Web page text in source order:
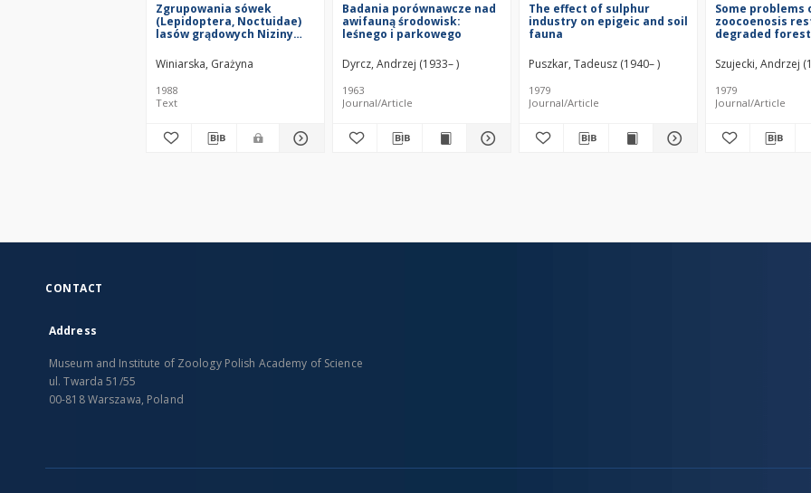
Zgrupowania sówek
(Lepidoptera, Noctuidae)
lasów grądowych Niziny
Winiarska, Grażyna
1988
Text
Badania porównawcze nad
awifauną środowisk:
leśnego i parkowego
Dyrcz, Andrzej (1933– )
1963
Journal/Article
The effect of sulphur
industry on epigeic and soil
fauna
Puszkar, Tadeusz (1940– )
1979
Journal/Article
Some problems
zoocoenosis
degraded
Szujecki, Andrzej
1979
Journal/Article
CONTACT
Address
Museum and Institute of Zoology Polish Academy of Science
ul. Twarda 51/55
00-818 Warszawa, Poland